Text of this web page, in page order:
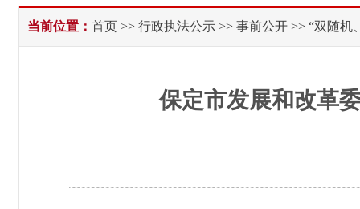
当前位置： 首页 >> 行政执法公示 >> 事前公开 >> “双随机
保定市发展和改革